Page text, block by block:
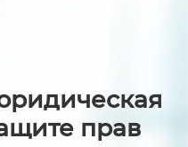
прав